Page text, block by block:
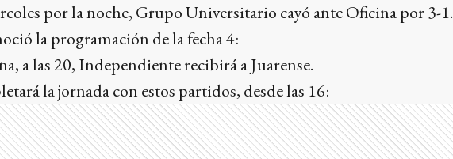
por la noche, Grupo Universitario cayó ante Oficina por 3-1.
la programación de la fecha 4:
a las 20, Independiente recibirá a Juarense.
la jornada con estos partidos, desde las 16: